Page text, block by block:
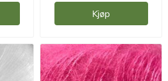
Kjøp